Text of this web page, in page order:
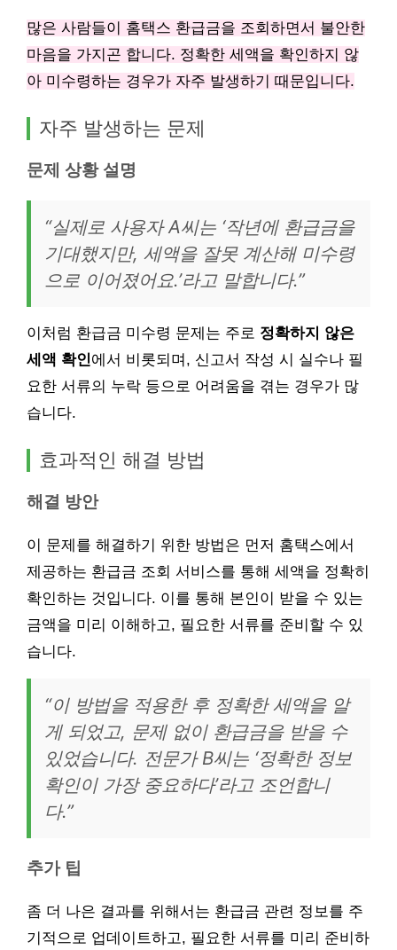
많은 사람들이 홈택스 환급금을 조회하면서 불안한
마음을 가지곤 합니다. 정확한 세액을 확인하지 않
아 미수령하는 경우가 자주 발생하기 때문입니다.
자주 발생하는 문제
문제 상황 설명
“실제로 사용자 A씨는 ‘작년에 환급금을
기대했지만, 세액을 잘못 계산해 미수령
으로 이어졌어요.’라고 말합니다.”
이처럼 환급금 미수령 문제는 주로 정확하지 않은
세액 확인에서 비롯되며, 신고서 작성 시 실수나 필
요한 서류의 누락 등으로 어려움을 겪는 경우가 많
습니다.
효과적인 해결 방법
해결 방안
이 문제를 해결하기 위한 방법은 먼저 홈택스에서
제공하는 환급금 조회 서비스를 통해 세액을 정확히
확인하는 것입니다. 이를 통해 본인이 받을 수 있는
금액을 미리 이해하고, 필요한 서류를 준비할 수 있
습니다.
“이 방법을 적용한 후 정확한 세액을 알
게 되었고, 문제 없이 환급금을 받을 수
있었습니다. 전문가 B씨는 ‘정확한 정보
확인이 가장 중요하다’라고 조언합니
다.”
추가 팁
좀 더 나은 결과를 위해서는 환급금 관련 정보를 주
기적으로 업데이트하고, 필요한 서류를 미리 준비하